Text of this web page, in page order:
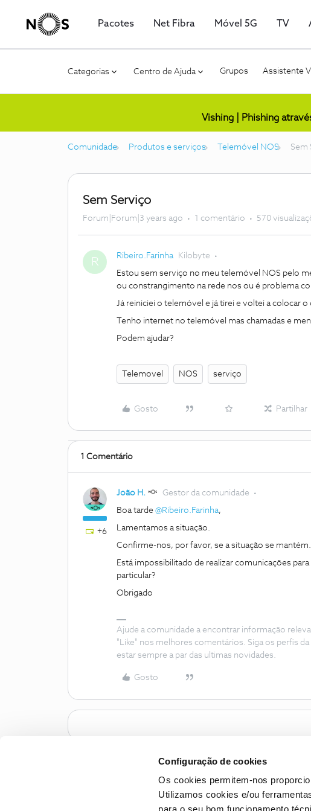
Configuração de cookies
Os cookies permitem-nos
Utilizamos cookies e/ou
Pacotes Net Fibra Móvel 5G TV
Categorias Centro de Ajuda Grupos Assistente
Vishing | Phishing
Comunidade Produtos e serviços Telemóvel NOS Sem
Sem Serviço
Forum|Forum|3 years ago 1 comentário 570
R Ribeiro.Farinha Kilobyte
Estou sem serviço no meu telemóvel NOS pelo
ou constrangimento na rede nos ou é problema
Já reiniciei o telemóvel e já tirei e voltei a colocar
Tenho internet no telemóvel mas chamadas e
Podem ajudar?
Telemovel NOS serviço
Gosto Partilhar
1 Comentário
+6
João H. Gestor da comunidade
Boa tarde @Ribeiro.Farinha,
Lamentamos a situação.
Confirme-nos, por favor, se a situação se mantém.
Está impossibilitado de realizar comunicações
particular?
Obrigado
Ajude a comunidade a encontrar informação
"Like" nos melhores comentários. Siga os perfis
estar sempre a par das ultimas novidades.
Gosto